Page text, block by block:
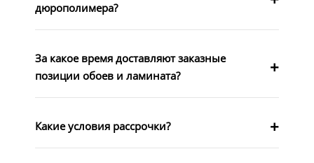
дюрополимера?
За какое время доставляют заказные
позиции обоев и ламината?
Какие условия рассрочки?